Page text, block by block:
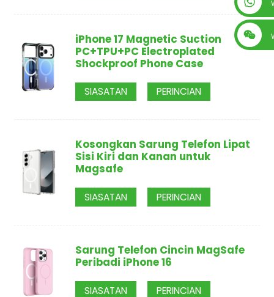
iPhone 17 Magnetic Suction
PC+TPU+PC Electroplated
Shockproof Phone Case
SIASATAN PERINCIAN
Kosongkan Sarung Telefon Lipat
Sisi Kiri dan Kanan untuk
Magsafe
SIASATAN PERINCIAN
Sarung Telefon Cincin MagSafe
Peribadi iPhone 16
SIASATAN PERINCIAN